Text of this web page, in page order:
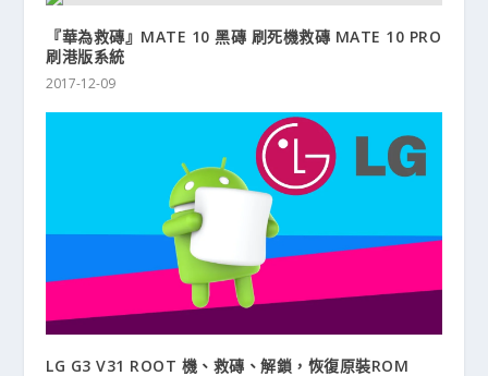
『華為救磚』MATE 10 黑磚 刷死機救磚 MATE 10 PRO
刷港版系統
2017-12-09
LG G3 V31 ROOT 機、救磚、解鎖，恢復原裝ROM